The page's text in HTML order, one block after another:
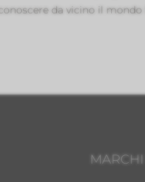
da vicino il
MARCHI